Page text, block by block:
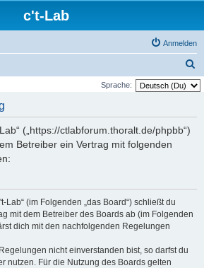
c't-Lab
Anmelden
u
Sprache:
(„https://ctlabforum.thoralt.de/phpbb“)
Betreiber ein Vertrag mit folgenden
Lab“ (im Folgenden „das Board“) schließt du
mit dem Betreiber des Boards ab (im Folgenden
dich mit den nachfolgenden Regelungen
nicht einverstanden bist, so darfst du
nutzen. Für die Nutzung des Boards gelten